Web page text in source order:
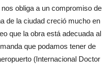
obliga a un compromiso de
de la ciudad creció mucho en
que la obra está adecuada al
que podamos tener de
(Internacional Doctor